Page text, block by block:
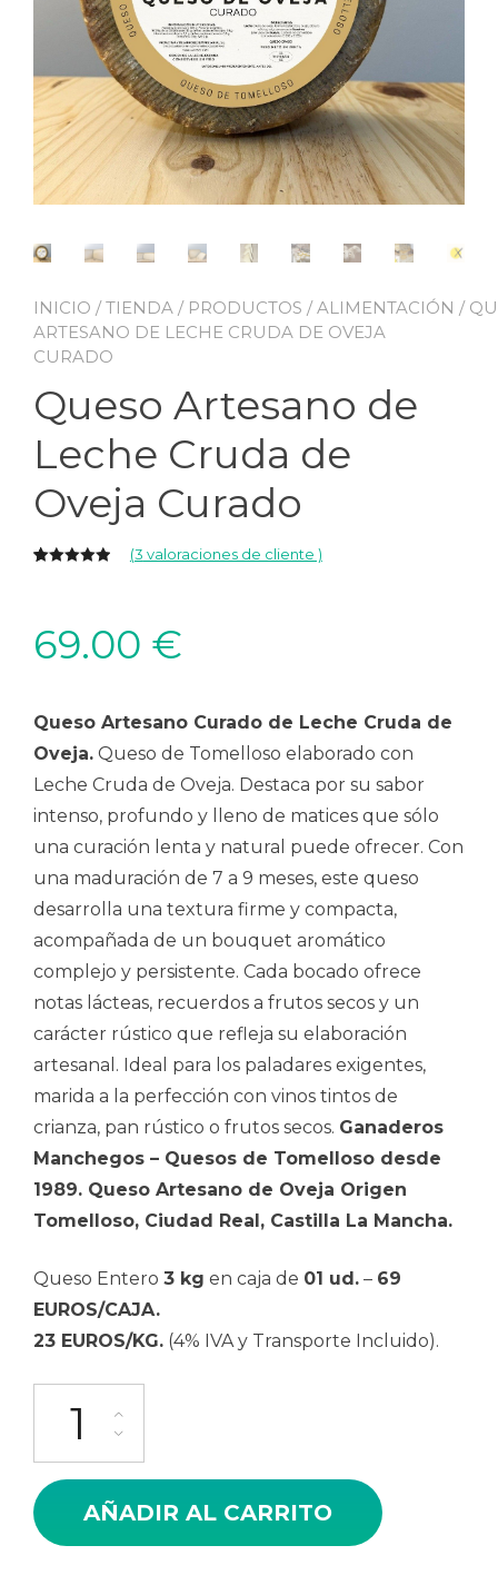
INICIO /TIENDA / PRODUCTOS /ALIMENTACIÓN /
ARTESANO DE LECHE CRUDA DE OVEJA
CURADO
Queso Artesano de
Leche Cruda de
Oveja Curado
de
(3 valoraciones de cliente )
69.00 €
Queso Artesano Curado de Leche Cruda de
Oveja. Queso de Tomelloso elaborado con
Leche Cruda de Oveja. Destaca por su sabor
intenso, profundo y lleno de matices que sólo
una curación lenta y natural puede ofrecer. Con
una maduración de 7 a 9 meses, este queso
desarrolla una textura firme y compacta,
acompañada de un bouquet aromático
complejo y persistente. Cada bocado ofrece
notas lácteas, recuerdos a frutos secos y un
carácter rústico que refleja su elaboración
artesanal. Ideal para los paladares exigentes,
marida a la perfección con vinos tintos de
crianza, pan rústico o frutos secos. Ganaderos
Manchegos – Quesos de Tomelloso desde
1989. Queso Artesano de Oveja Origen
Tomelloso, Ciudad Real, Castilla La Mancha.
Queso Entero 3 kg en caja de 01 ud. – 69
EUROS/CAJA.
23 EUROS/KG. (4% IVA y Transporte Incluido).
AÑADIR AL CARRITO